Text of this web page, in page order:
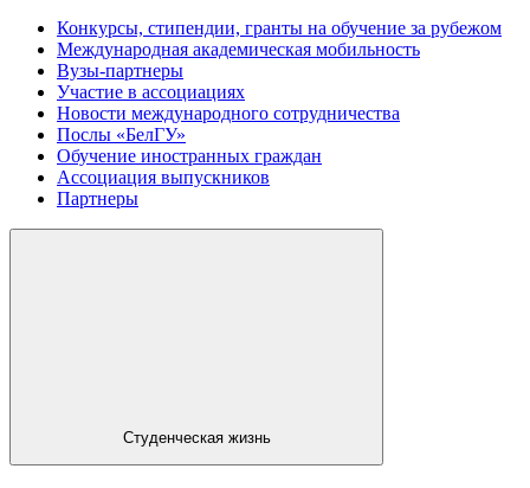
Конкурсы, стипендии, гранты на обучение за рубежом
Международная академическая мобильность
Вузы-партнеры
Участие в ассоциациях
Новости международного сотрудничества
Послы «БелГУ»
Обучение иностранных граждан
Ассоциация выпускников
Партнеры
Студенческая жизнь